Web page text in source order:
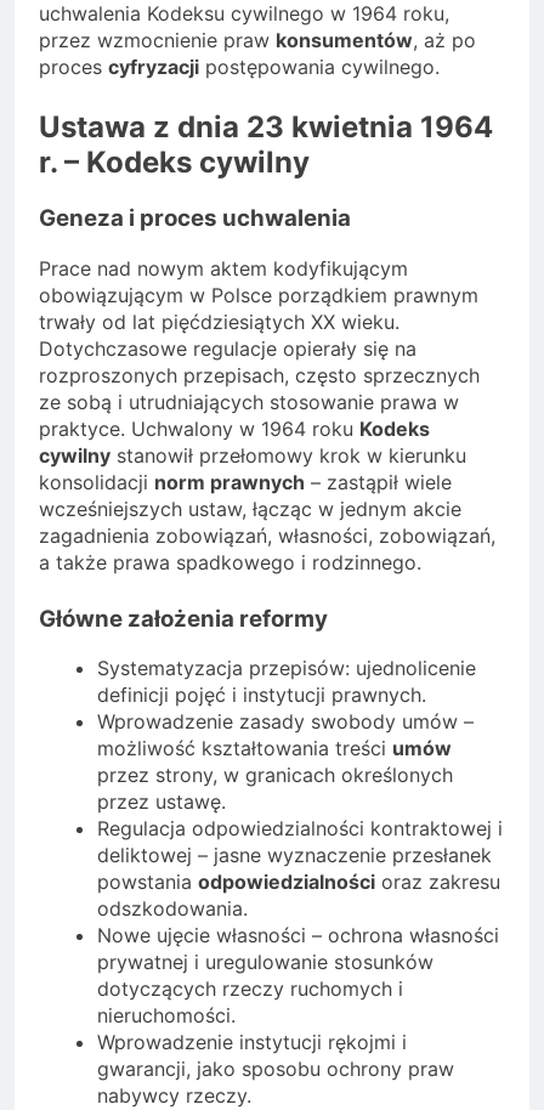
uchwalenia Kodeksu cywilnego w 1964 roku,
przez wzmocnienie praw konsumentów, aż po
proces cyfryzacji postępowania cywilnego.
Ustawa z dnia 23 kwietnia 1964
r. – Kodeks cywilny
Geneza i proces uchwalenia
Prace nad nowym aktem kodyfikującym
obowiązującym w Polsce porządkiem prawnym
trwały od lat pięćdziesiątych XX wieku.
Dotychczasowe regulacje opierały się na
rozproszonych przepisach, często sprzecznych
ze sobą i utrudniających stosowanie prawa w
praktyce. Uchwalony w 1964 roku Kodeks
cywilny stanowił przełomowy krok w kierunku
konsolidacji norm prawnych – zastąpił wiele
wcześniejszych ustaw, łącząc w jednym akcie
zagadnienia zobowiązań, własności, zobowiązań,
a także prawa spadkowego i rodzinnego.
Główne założenia reformy
Systematyzacja przepisów: ujednolicenie
definicji pojęć i instytucji prawnych.
Wprowadzenie zasady swobody umów –
możliwość kształtowania treści umów
przez strony, w granicach określonych
przez ustawę.
Regulacja odpowiedzialności kontraktowej i
deliktowej – jasne wyznaczenie przesłanek
powstania odpowiedzialności oraz zakresu
odszkodowania.
Nowe ujęcie własności – ochrona własności
prywatnej i uregulowanie stosunków
dotyczących rzeczy ruchomych i
nieruchomości.
Wprowadzenie instytucji rękojmi i
gwarancji, jako sposobu ochrony praw
nabywcy rzeczy.